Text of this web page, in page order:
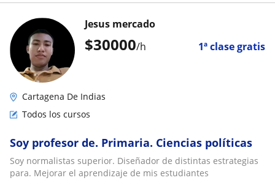
$30000/h 1ª clase gratis
Jesus mercado
Cartagena De Indias
Todos los cursos
Soy profesor de. Primaria. Ciencias políticas
Soy normalistas superior. Diseñador de distintas estrategias
para. Mejorar el aprendizaje de mis estudiantes